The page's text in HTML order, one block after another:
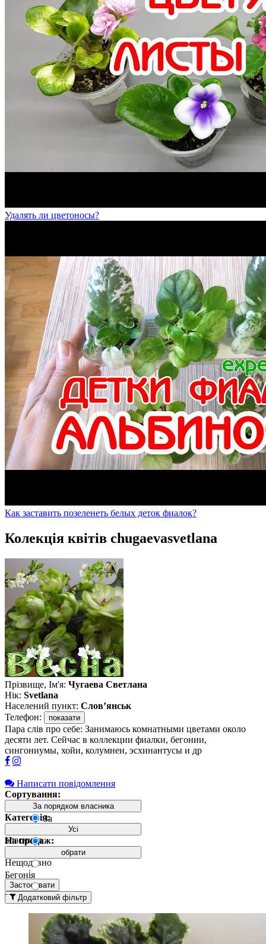
Удалять ли цветоносы?
Как заставить позеленеть белых деток фиалок?
Колекція квітів chugaevasvetlana
Прізвище, Ім'я: Чугаева Светлана
Нік: Svetlana
Населений пункт: Слов’янськ
Телефон:
показати
Пара слів про себе: Занимаюсь комнатными цветами около
десяти лет. Сейчас в коллекции фиалки, бегонии,
сингониумы, хойи, колумнеи, эсхинантусы и др
Написати повідомлення
Сортування:
За порядком власника
За
власника
Нещодавно
додані
вгорі
Давно
За
Категорія:
Усі
Бегонія
Колумнея
(Сенполія)
На продаж:
обрати
Застосувати
Додатковий фільтр